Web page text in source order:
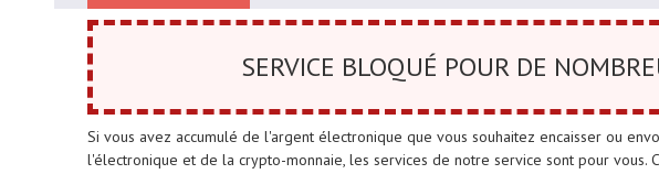
SERVICE BLOQUÉ POUR DE
Si vous avez accumulé de l'argent électronique que vous souhaitez encaisser ou
l'électronique et de la crypto-monnaie, les services de notre service sont pour vous.